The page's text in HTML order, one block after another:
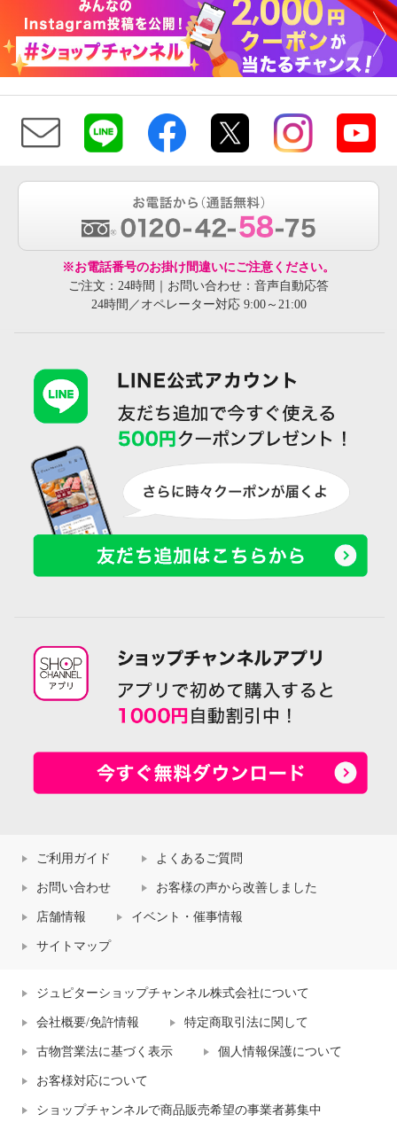
※お電話番号のお掛け間違いにご注意ください。
ご注文：24時間｜お問い合わせ：音声自動応答
24時間／オペレーター対応 9:00～21:00
ご利用ガイド よくあるご質問
お問い合わせ お客様の声から改善しました
店舗情報 イベント・催事情報
サイトマップ
ジュピターショップチャンネル株式会社について
会社概要/免許情報 特定商取引法に関して
古物営業法に基づく表示 個人情報保護について
お客様対応について
ショップチャンネルで商品販売希望の事業者募集中